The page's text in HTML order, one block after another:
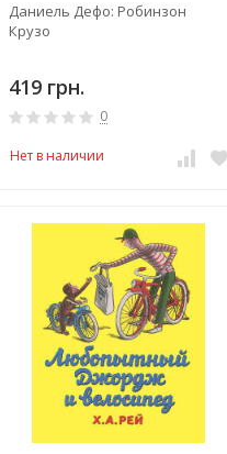
Даниель Дефо: Робинзон
Крузо
419 грн.
0
Нет в наличии